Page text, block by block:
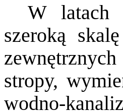
W latach
szeroką
stropy,
wodno-